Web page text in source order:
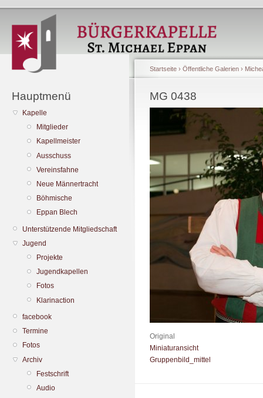
Hauptmenü
Kapelle
Mitglieder
Kapellmeister
Ausschuss
Vereinsfahne
Neue Männertracht
Böhmische
Eppan Blech
Unterstützende Mitgliedschaft
Jugend
Projekte
Jugendkapellen
Fotos
Klarinaction
facebook
Termine
Fotos
Archiv
Festschrift
Audio
Startseite › Öffentliche Galerien ›
MG 0438
Original
Miniaturansicht
Gruppenbild_mittel